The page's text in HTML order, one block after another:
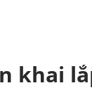
khai